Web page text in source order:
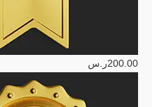
200.00ر.س